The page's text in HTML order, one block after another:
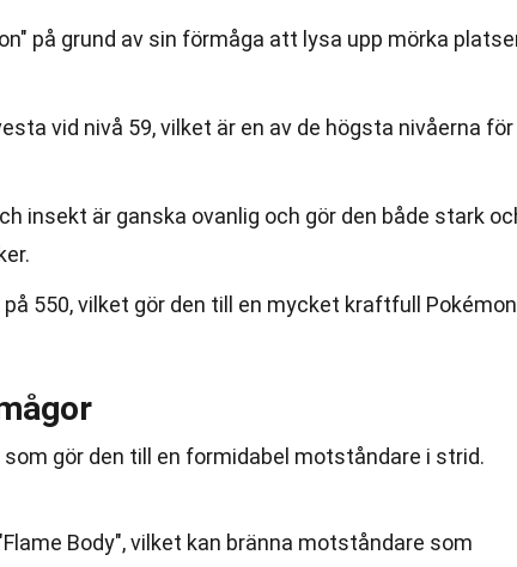
på grund av sin förmåga att lysa upp mörka
vid nivå 59, vilket är en av de högsta nivåerna för
insekt är ganska ovanlig och gör den både stark
550, vilket gör den till en mycket kraftfull
gör den till en formidabel motståndare i strid.
Body", vilket kan bränna motståndare som